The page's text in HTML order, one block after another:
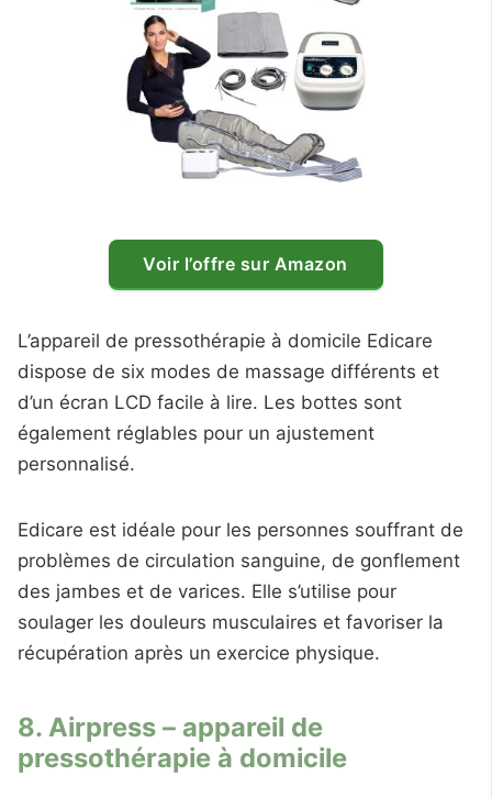
Voir l’offre sur Amazon
L’appareil de pressothérapie à domicile Edicare
dispose de six modes de massage différents et
d’un écran LCD facile à lire. Les bottes sont
également réglables pour un ajustement
personnalisé.
Edicare est idéale pour les personnes souffrant de
problèmes de circulation sanguine, de gonflement
des jambes et de varices. Elle s’utilise pour
soulager les douleurs musculaires et favoriser la
récupération après un exercice physique.
8. Airpress – appareil de
pressothérapie à domicile